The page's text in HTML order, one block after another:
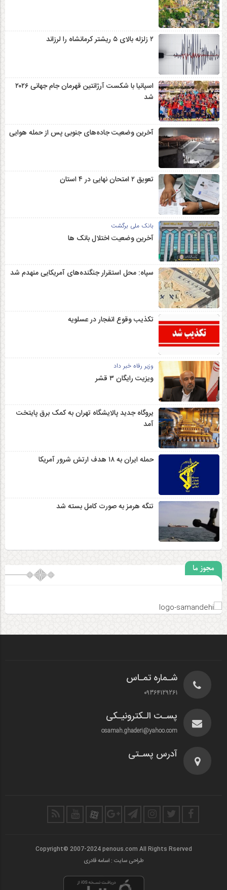
۲ زلزله‌ بالای ۵ ریشتر کرمانشاه را لرزاند
اسپانیا با شکست آرژانتین قهرمان جام جهانی ۲۰۲۶
شد
آخرین وضعیت جاده‌های جنوبی پس از حمله هوایی
تعویق ۲ امتحان نهایی در ۴ استان
بانک ملی برگشت
آخرین وضعیت اختلال بانک ها
سپاه: محل استقرار جنگنده‌های آمریکایی منهدم شد
تکذیب وقوع انفجار در عسلویه
وزیر رفاه خبر داد
ویزیت رایگان ۳ قشر
یروگاه جدید پالایشگاه تهران به کمک برق پایتخت
آمد
حمله ایران به ۱۸ هدف ارتش شرور آمریکا
تنگه هرمز به صورت کامل بسته شد
مجوز ما
شـماره تمـاس
09364129261
پسـت الـکترونیـکی
osamah.ghaderi@yahoo.com
آدرس پسـتی
Copyright© 2007-2024 penous.com All Rights Rserved
طراحی سایت : اسامه قادری